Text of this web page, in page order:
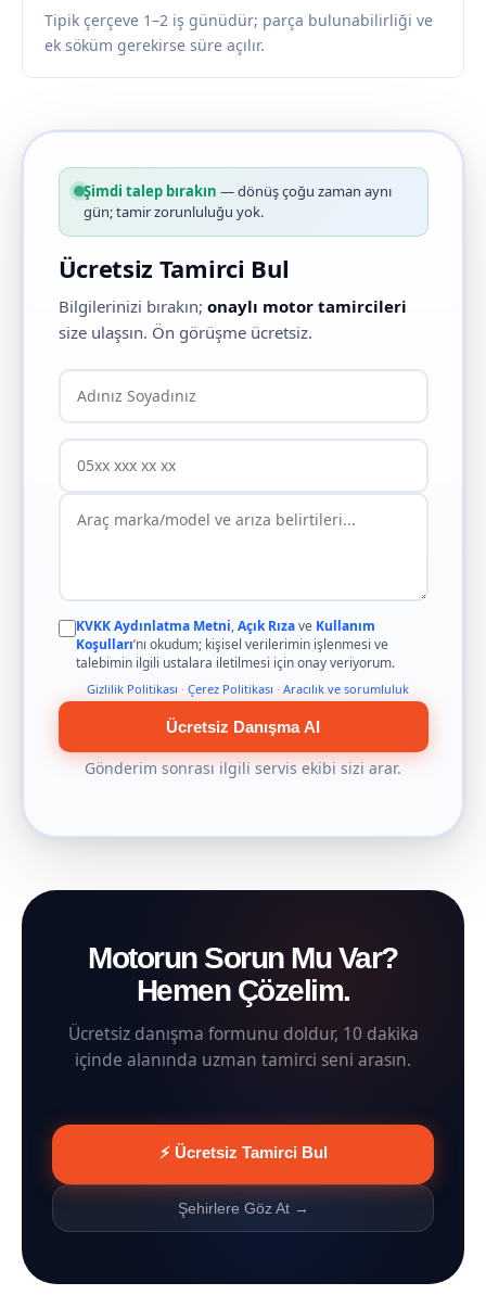
Tipik çerçeve 1–2 iş günüdür; parça bulunabilirliği ve
ek söküm gerekirse süre açılır.
Şimdi talep bırakın — dönüş çoğu zaman aynı
gün; tamir zorunluluğu yok.
Ücretsiz Tamirci Bul
Bilgilerinizi bırakın; onaylı motor tamircileri
size ulaşsın. Ön görüşme ücretsiz.
KVKK Aydınlatma Metni,Açık Rızave Kullanım
Koşulları’nı okudum; kişisel verilerimin işlenmesi ve
talebimin ilgili ustalara iletilmesi için onay veriyorum.
Gizlilik Politikası · Çerez Politikası · Aracılık ve sorumluluk
Ücretsiz Danışma Al
Gönderim sonrası ilgili servis ekibi sizi arar.
Motorun Sorun Mu Var?
Hemen Çözelim.
Ücretsiz danışma formunu doldur, 10 dakika
içinde alanında uzman tamirci seni arasın.
⚡ Ücretsiz Tamirci Bul
Şehirlere Göz At →